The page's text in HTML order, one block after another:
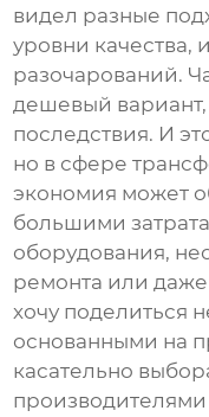
видел разные
уровни качества,
разочарований.
дешевый
последствия. И
но в сфере
экономия может
большими
оборудования,
ремонта или
хочу поделиться
основанными на
касательно